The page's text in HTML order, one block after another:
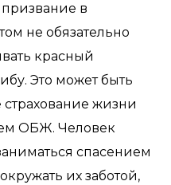
в
не обязательно
красный
Это может быть
жизни
ОБЖ. Человек
спасением
их заботой,